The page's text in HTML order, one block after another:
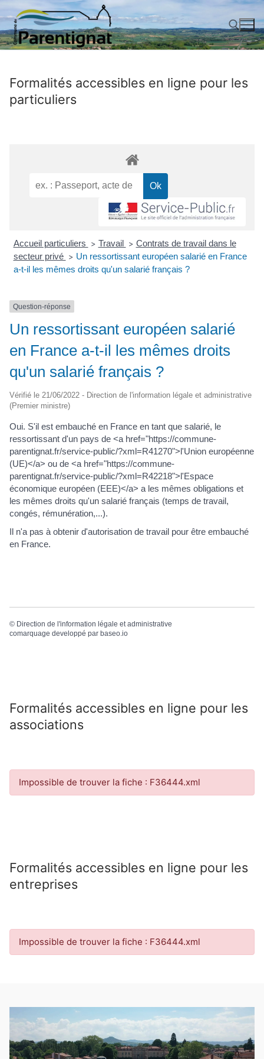
Aller
contenu
Formalités accessibles en ligne pour les
particuliers
Accueil particuliers > Travail > Contrats de travail dans le
secteur privé > Un ressortissant européen salarié en France
a-t-il les mêmes droits qu'un salarié français ?
Question-réponse
Un ressortissant européen salarié
en France a-t-il les mêmes droits
qu'un salarié français ?
Vérifié le 21/06/2022 - Direction de l'information légale et administrative
(Premier ministre)
Oui. S'il est embauché en France en tant que salarié, le
ressortissant d'un pays de <a href="https://commune-
parentignat.fr/service-public/?xml=R41270">l'Union européenne
(UE)</a> ou de <a href="https://commune-
parentignat.fr/service-public/?xml=R42218">l'Espace
économique européen (EEE)</a> a les mêmes obligations et
les mêmes droits qu'un salarié français (temps de travail,
congés, rémunération,...).
Il n'a pas à obtenir d'autorisation de travail pour être embauché
en France.
© Direction de l'information légale et administrative
comarquage developpé par baseo.io
Formalités accessibles en ligne pour les
associations
Impossible de trouver la fiche : F36444.xml
Formalités accessibles en ligne pour les
entreprises
Impossible de trouver la fiche : F36444.xml